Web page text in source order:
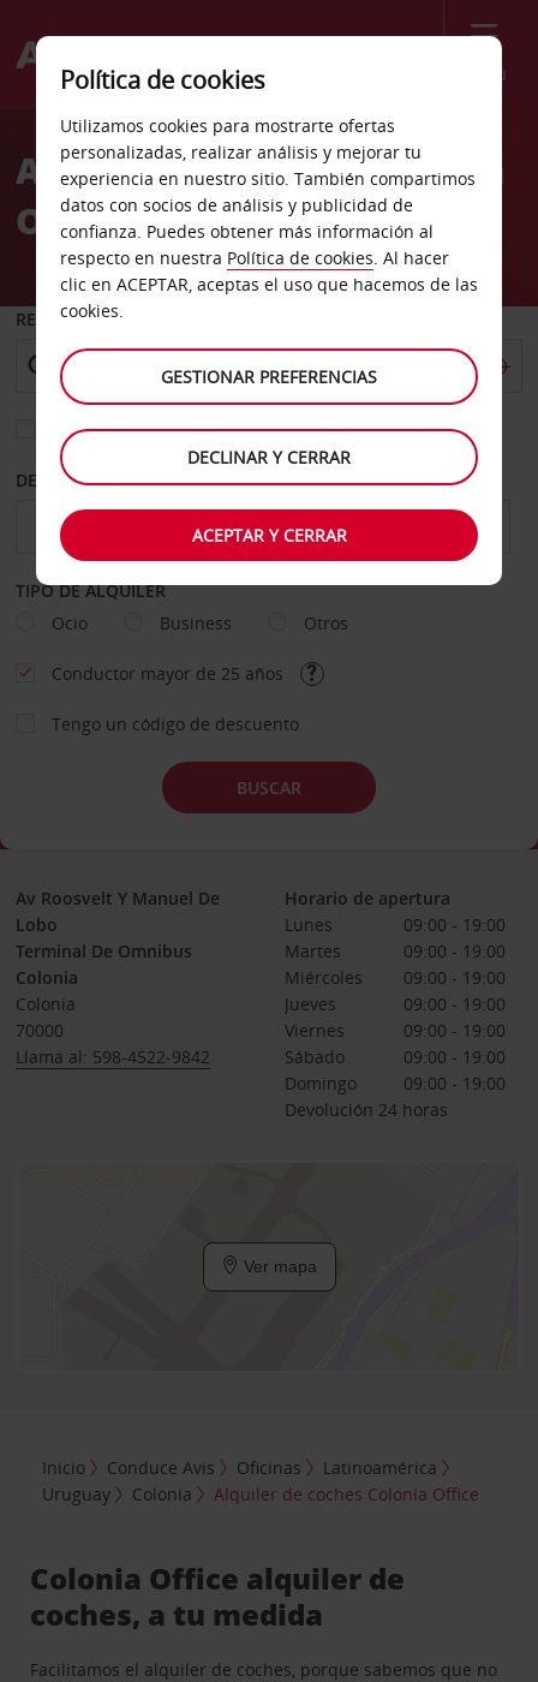
Menú
Welcome
AvisAlquiler de coches Colonia
Office
RECOGER EN
Elegir otra oficina de devolución
DESDE HASTA
TIPO DE ALQUILER
Ocio
Business Otros
Conductor mayor de 25 años
Tengo un código de descuento
BUSCAR
Av Roosvelt Y Manuel De
Lobo
Terminal De Omnibus
Colonia
Colonia
70000
Llama al: 598-4522-9842
Horario de apertura
Lunes
09:00 - 19:00
Martes
09:00 - 19:00
Miércoles
09:00 - 19:00
Jueves
09:00 - 19:00
Viernes
09:00 - 19:00
Sábado
09:00 - 19:00
Domingo
09:00 - 19:00
Devolución 24 horas
Ver mapa
Inicio Conduce Avis Oficinas
Latinoamérica
Uruguay
Colonia Alquiler de coches Colonia Office
Colonia Office alquiler de
coches, a tu medida
Facilitamos el alquiler de coches, porque sabemos que no
Política de cookies
Utilizamos cookies para mostrarte ofertas
personalizadas, realizar análisis y mejorar tu
experiencia en nuestro sitio. También compartimos
datos con socios de análisis y publicidad de
confianza. Puedes obtener más información al
respecto en nuestra Política de cookies. Al hacer
clic en ACEPTAR, aceptas el uso que hacemos de las
cookies.
GESTIONAR PREFERENCIAS
DECLINAR Y CERRAR
ACEPTAR Y CERRAR